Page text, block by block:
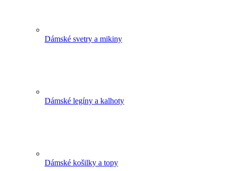
Dámské svetry a mikiny
Dámské legíny a kalhoty
Dámské košilky a topy